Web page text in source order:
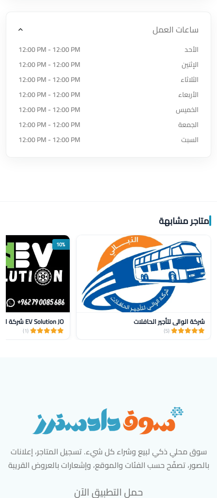
ساعات العمل
الأحد
12:00 PM - 12:00 PM
الإثنين
12:00 PM - 12:00 PM
الثلاثاء
12:00 PM - 12:00 PM
الأربعاء
12:00 PM - 12:00 PM
الخميس
12:00 PM - 12:00 PM
الجمعة
12:00 PM - 12:00 PM
السبت
12:00 PM - 12:00 PM
متاجر مشابهة
شركة الوالي لتأجير الحافلات
(5)
10%
(1)
سوق محلي ذكي لبيع وشراء كل شيء. تسجيل المتاجر، إعلانات
بالصور، تصفّح حسب الفئات والموقع، وإشعارات بالعروض القريبة
حمل التطبيق الآن